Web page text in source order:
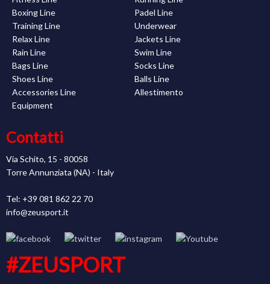
Boxing Line
Padel Line
Training Line
Underwear
Relax Line
Jackets Line
Rain Line
Swim Line
Bags Line
Socks Line
Shoes Line
Balls Line
Accessories Line
Allestimento
Equipment
Contatti
Via Schito, 15 - 80058
Torre Annunziata (NA) - Italy
Tel: +39 081 862 22 70
info@zeusport.it
#ZEUSPORT